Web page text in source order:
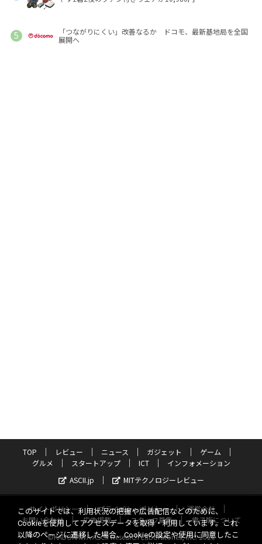
「つながりにくい」改善なるか ドコモ、最新基地局を全国
展開へ
TOP レビュー ニュース ガジェット
ゲーム
グルメ
スタートアップ ICT
インフォメーション
ASCII.jp
MITテクノロジーレビュー
サイトポリシー プライバシーポリシー
運営会社
お問い合わせ
広告掲載 スタッフ募集
電子版について
©KADOKAWA ASCII Research Laboratories, Inc. 2026
このサイトでは、利用状況の把握や広告配信などのために、
Cookieを使用してアクセスデータを取得・利用しています。これ
以降のページに遷移した場合、Cookieの設定や使用に同意したこ